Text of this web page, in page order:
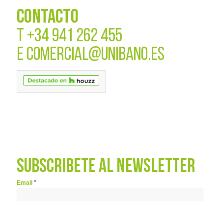
CONTACTO
T +34 941 262 455
E COMERCIAL@UNIBANO.ES
SUBSCRÍBETE AL NEWSLETTER
Email*